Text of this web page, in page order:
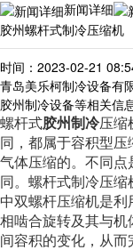
新闻详细
胶州螺杆式制冷压缩机
时间：2023-02-21
青岛美乐柯制冷设备有
胶州制冷设备等相关信
螺杆式胶州制冷压缩
同，都属于容积型
气体压缩的。不同点
同。螺杆式制冷压
中双螺杆压缩机是
相啮合旋转及其与机
间容积的变化，从而